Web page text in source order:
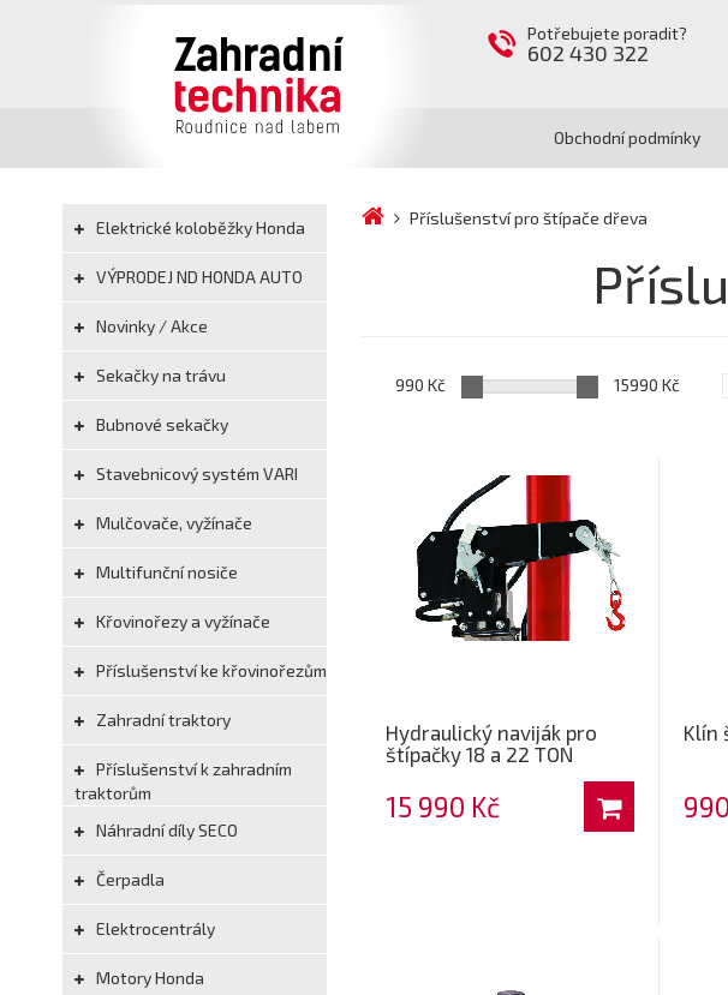
Potřebujete poradit?
602 430 322
Obchodní podmínky
Elektrické koloběžky Honda
VÝPRODEJ ND HONDA AUTO
Novinky / Akce
Sekačky na trávu
Bubnové sekačky
Stavebnicový systém VARI
Mulčovače, vyžínače
Multifunční nosiče
Křovinořezy a vyžínače
Příslušenství ke křovinořezům
Zahradní traktory
Příslušenství k zahradním
traktorům
Náhradní díly SECO
Čerpadla
Elektrocentrály
Motory Honda
Příslušenství pro štípače dřeva
990 Kč 15990 Kč
Hydraulický naviják pro
štípačky 18 a 22 TON
15 990 Kč
Klín